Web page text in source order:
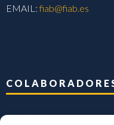
EMAIL:fiab@fiab.es